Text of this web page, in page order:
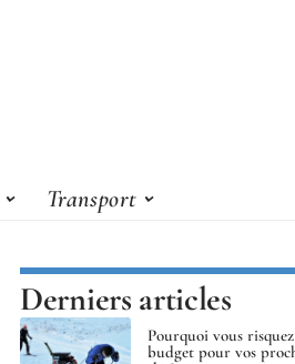
Transport
Derniers articles
Pourquoi vous
budget pour vos